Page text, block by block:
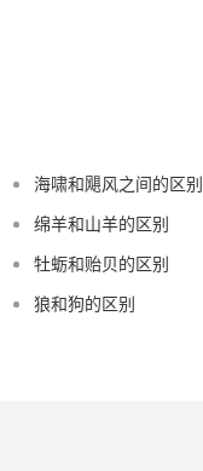
海啸和飓风之间的区别
绵羊和山羊的区别
牡蛎和贻贝的区别
狼和狗的区别